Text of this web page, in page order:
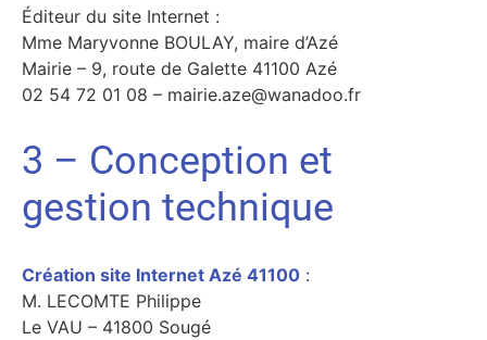
Éditeur du site Internet :
Mme Maryvonne BOULAY, maire d’Azé
Mairie – 9, route de Galette 41100 Azé
02 54 72 01 08 – mairie.aze@wanadoo.fr
3 – Conception et
gestion technique
Création site Internet Azé 41100 :
M. LECOMTE Philippe
Le VAU – 41800 Sougé